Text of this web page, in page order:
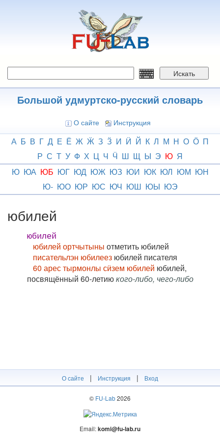
Искать
Большой удмуртско-русский словарь
О сайте Инструкция
А Б В Г Д Е Ё Ж Ӝ З Ӟ И Ӥ Й К Л М Н О Ӧ П
Р С Т У Ф Х Ц Ч Ӵ Ш Щ Ы Э Ю Я
Ю ЮА ЮБ ЮГ ЮД ЮЖ ЮЗ ЮИ ЮК ЮЛ ЮМ ЮН
Ю- ЮО ЮР ЮС ЮЧ ЮШ ЮЫ ЮЭ
юбилей
юбилей
юбилей ортчытыны отметить юбилей
писательлэн юбилеез юбилей писателя
60 арес тырмонлы сӥзем юбилей юбилей,
посвящённый 60-летиюкого-либо, чего-либо
О сайте | Инструкция | Вход
© FU-Lab2026
Email:komi@fu-lab.ru